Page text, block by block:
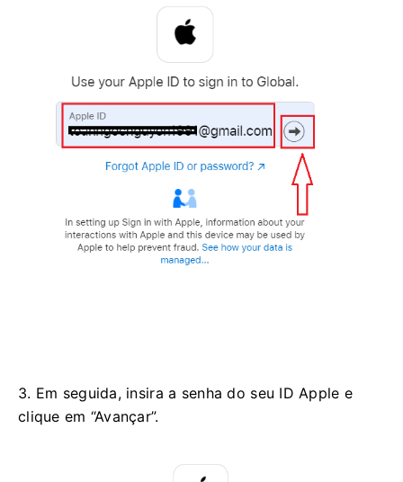
3. Em seguida, insira a senha do seu ID Apple e
clique em “Avançar”.